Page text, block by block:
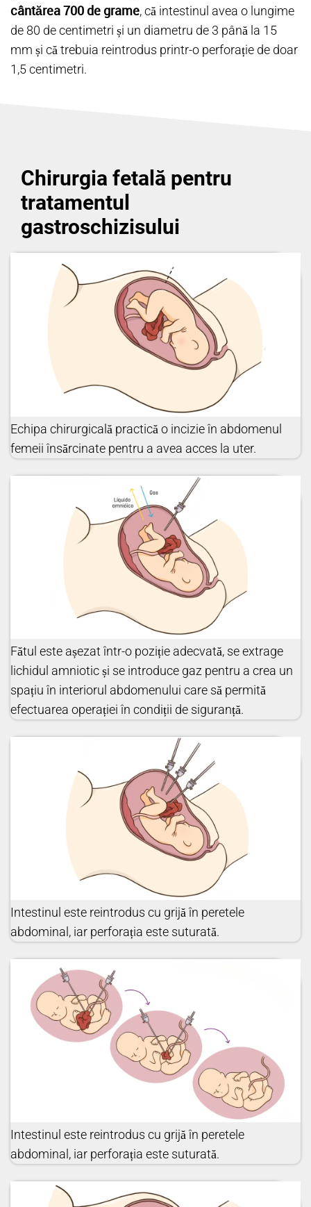
cântărea 700 de grame, că intestinul avea o lungime
de 80 de centimetri și un diametru de 3 până la 15
mm și că trebuia reintrodus printr-o perforație de doar
1,5 centimetri.
Chirurgia fetală pentru
tratamentul
gastroschizisului
Echipa chirurgicală practică o incizie în abdomenul
femeii însărcinate pentru a avea acces la uter.
Fătul este așezat într-o poziție adecvată, se extrage
lichidul amniotic și se introduce gaz pentru a crea un
spațiu în interiorul abdomenului care să permită
efectuarea operației în condiții de siguranță.
Intestinul este reintrodus cu grijă în peretele
abdominal, iar perforația este suturată.
Intestinul este reintrodus cu grijă în peretele
abdominal, iar perforația este suturată.